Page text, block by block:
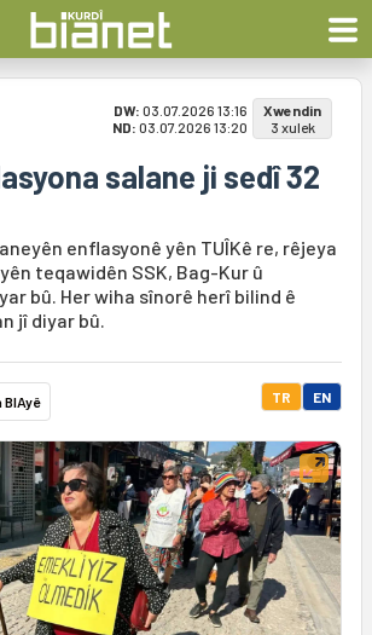
DW: 03.07.2026 13:16
ND: 03.07.2026 13:20
Xwendin
3 xulek
salane ji sedî 32
enflasyonê yên TUÎKê re, rêjeya
teqawidên SSK, Bag-Kur û
bû. Her wiha sînorê herî bilind ê
jî diyar bû.
TR EN